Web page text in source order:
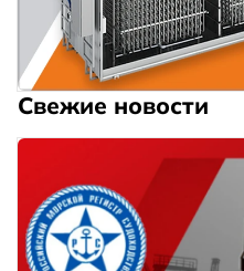
Свежие новости